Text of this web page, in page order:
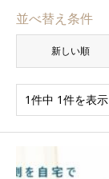
並べ替え条件
新しい順
1件中 1件を表示